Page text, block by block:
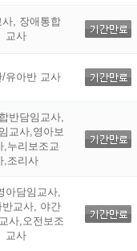
사, 장애통합
교사
/유아반 교사
반담임교사,
교사,영아보
,누리보조교
,조리사
아담임교사,
반교사, 야간
사,오전보조
교사